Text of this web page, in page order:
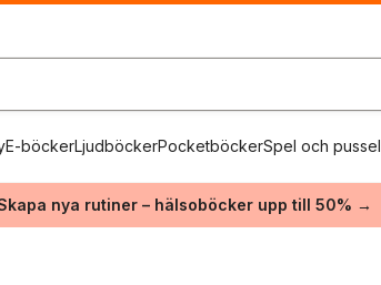
E-böckerLjudböckerPocketböckerSpel och pussel
nya rutiner – hälsoböcker upp till 50% →